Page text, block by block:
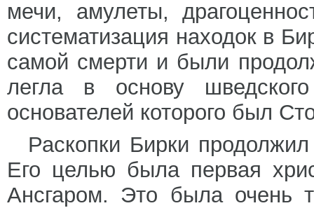
мечи, амулеты,
систематизация находок в
самой смерти и были
легла в основу
основателей которого был
Раскопки Бирки
Его целью была первая
Ансгаром. Это была очень